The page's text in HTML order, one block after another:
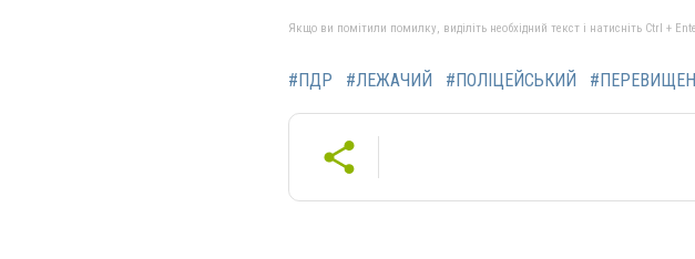
Якщо ви помітили помилку, виділіть необхідний текст і натисніть Ctrl +
#ПДР #ЛЕЖАЧИЙ #ПОЛІЦЕЙСЬКИЙ